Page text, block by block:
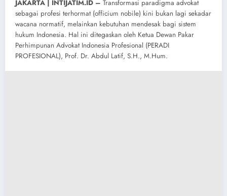
​JAKARTA | INTIJATIM.ID – Transformasi paradigma advokat
sebagai profesi terhormat (officium nobile) kini bukan lagi sekadar
wacana normatif, melainkan kebutuhan mendesak bagi sistem
hukum Indonesia. Hal ini ditegaskan oleh Ketua Dewan Pakar
Perhimpunan Advokat Indonesia Profesional (PERADI
PROFESIONAL), Prof. Dr. Abdul Latif, S.H., M.Hum.